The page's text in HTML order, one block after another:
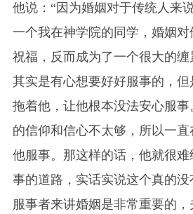
他说：“因为婚姻对于传统人来
一个我在神学院的同学，婚姻
祝福，反而成为了一个很大的
其实是有心想要好好服事的，
拖着他，让他根本没法安心服
的信仰和信心不太够，所以一
他服事。那这样的话，他就很
事的道路，实话实说这个真的
服事者来讲婚姻是非常重要的